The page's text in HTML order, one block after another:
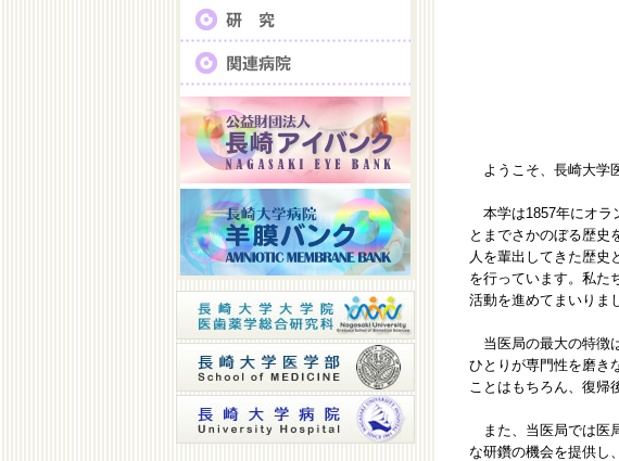
ようこそ、長崎大学
本学は1857年にオラ
とまでさかのぼる歴史
人を輩出してきた歴史
を行っています。私た
活動を進めてまいりま
当医局の最大の特徴
ひとりが専門性を磨き
ことはもちろん、復帰
また、当医局では医
な研鑽の機会を提供し